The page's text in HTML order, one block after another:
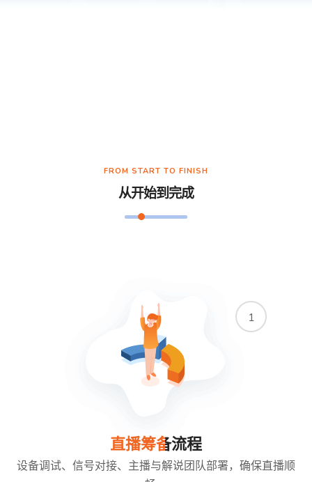
FROM START TO FINISH
从开始到完成
1
直播筹备流程
设备调试、信号对接、主播与解说团队部署，确保直播顺